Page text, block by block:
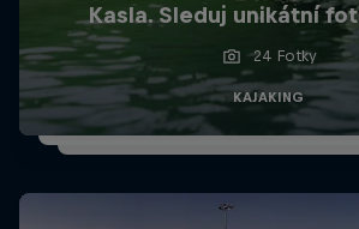
Kasla. Sleduj unikátní
24 Fotky
KAJAKING